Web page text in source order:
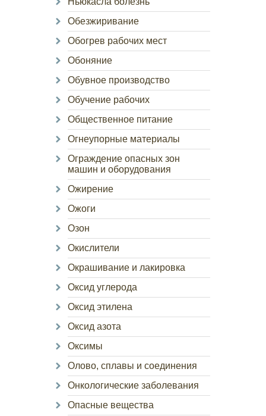
Обезжиривание
Обогрев рабочих мест
Обоняние
Обувное производство
Обучение рабочих
Общественное питание
Огнеупорные материалы
Ограждение опасных зон
машин и оборудования
Ожирение
Ожоги
Озон
Окислители
Окрашивание и лакировка
Оксид углерода
Оксид этилена
Оксид азота
Оксимы
Олово, сплавы и соединения
Онкологические заболевания
Опасные вещества